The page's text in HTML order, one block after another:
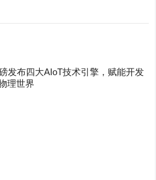
发布四大AIoT技术引擎，赋能开发
理世界